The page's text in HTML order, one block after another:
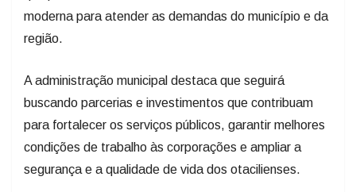
moderna para atender as demandas do município e da
região.
A administração municipal destaca que seguirá
buscando parcerias e investimentos que contribuam
para fortalecer os serviços públicos, garantir melhores
condições de trabalho às corporações e ampliar a
segurança e a qualidade de vida dos otacilienses.